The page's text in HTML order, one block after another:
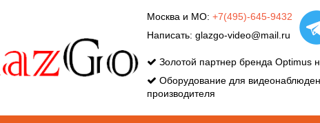
Москва и МО: +7(495)-645-9432
Написать: glazgo-video@mail.ru
Золотой партнер бренда Optimus
Оборудование для
производителя